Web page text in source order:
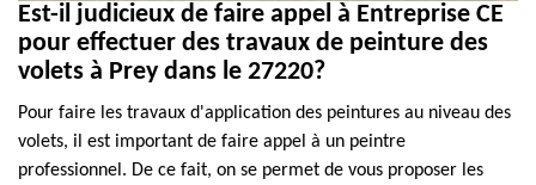
Est-il judicieux de faire appel à Entreprise CE
pour effectuer des travaux de peinture des
volets à Prey dans le 27220?
Pour faire les travaux d'application des peintures au niveau des
volets, il est important de faire appel à un peintre
professionnel. De ce fait, on se permet de vous proposer les